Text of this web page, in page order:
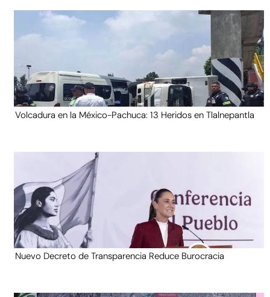
Volcadura en la México-Pachuca: 13 Heridos en Tlalnepantla
Nuevo Decreto de Transparencia Reduce Burocracia